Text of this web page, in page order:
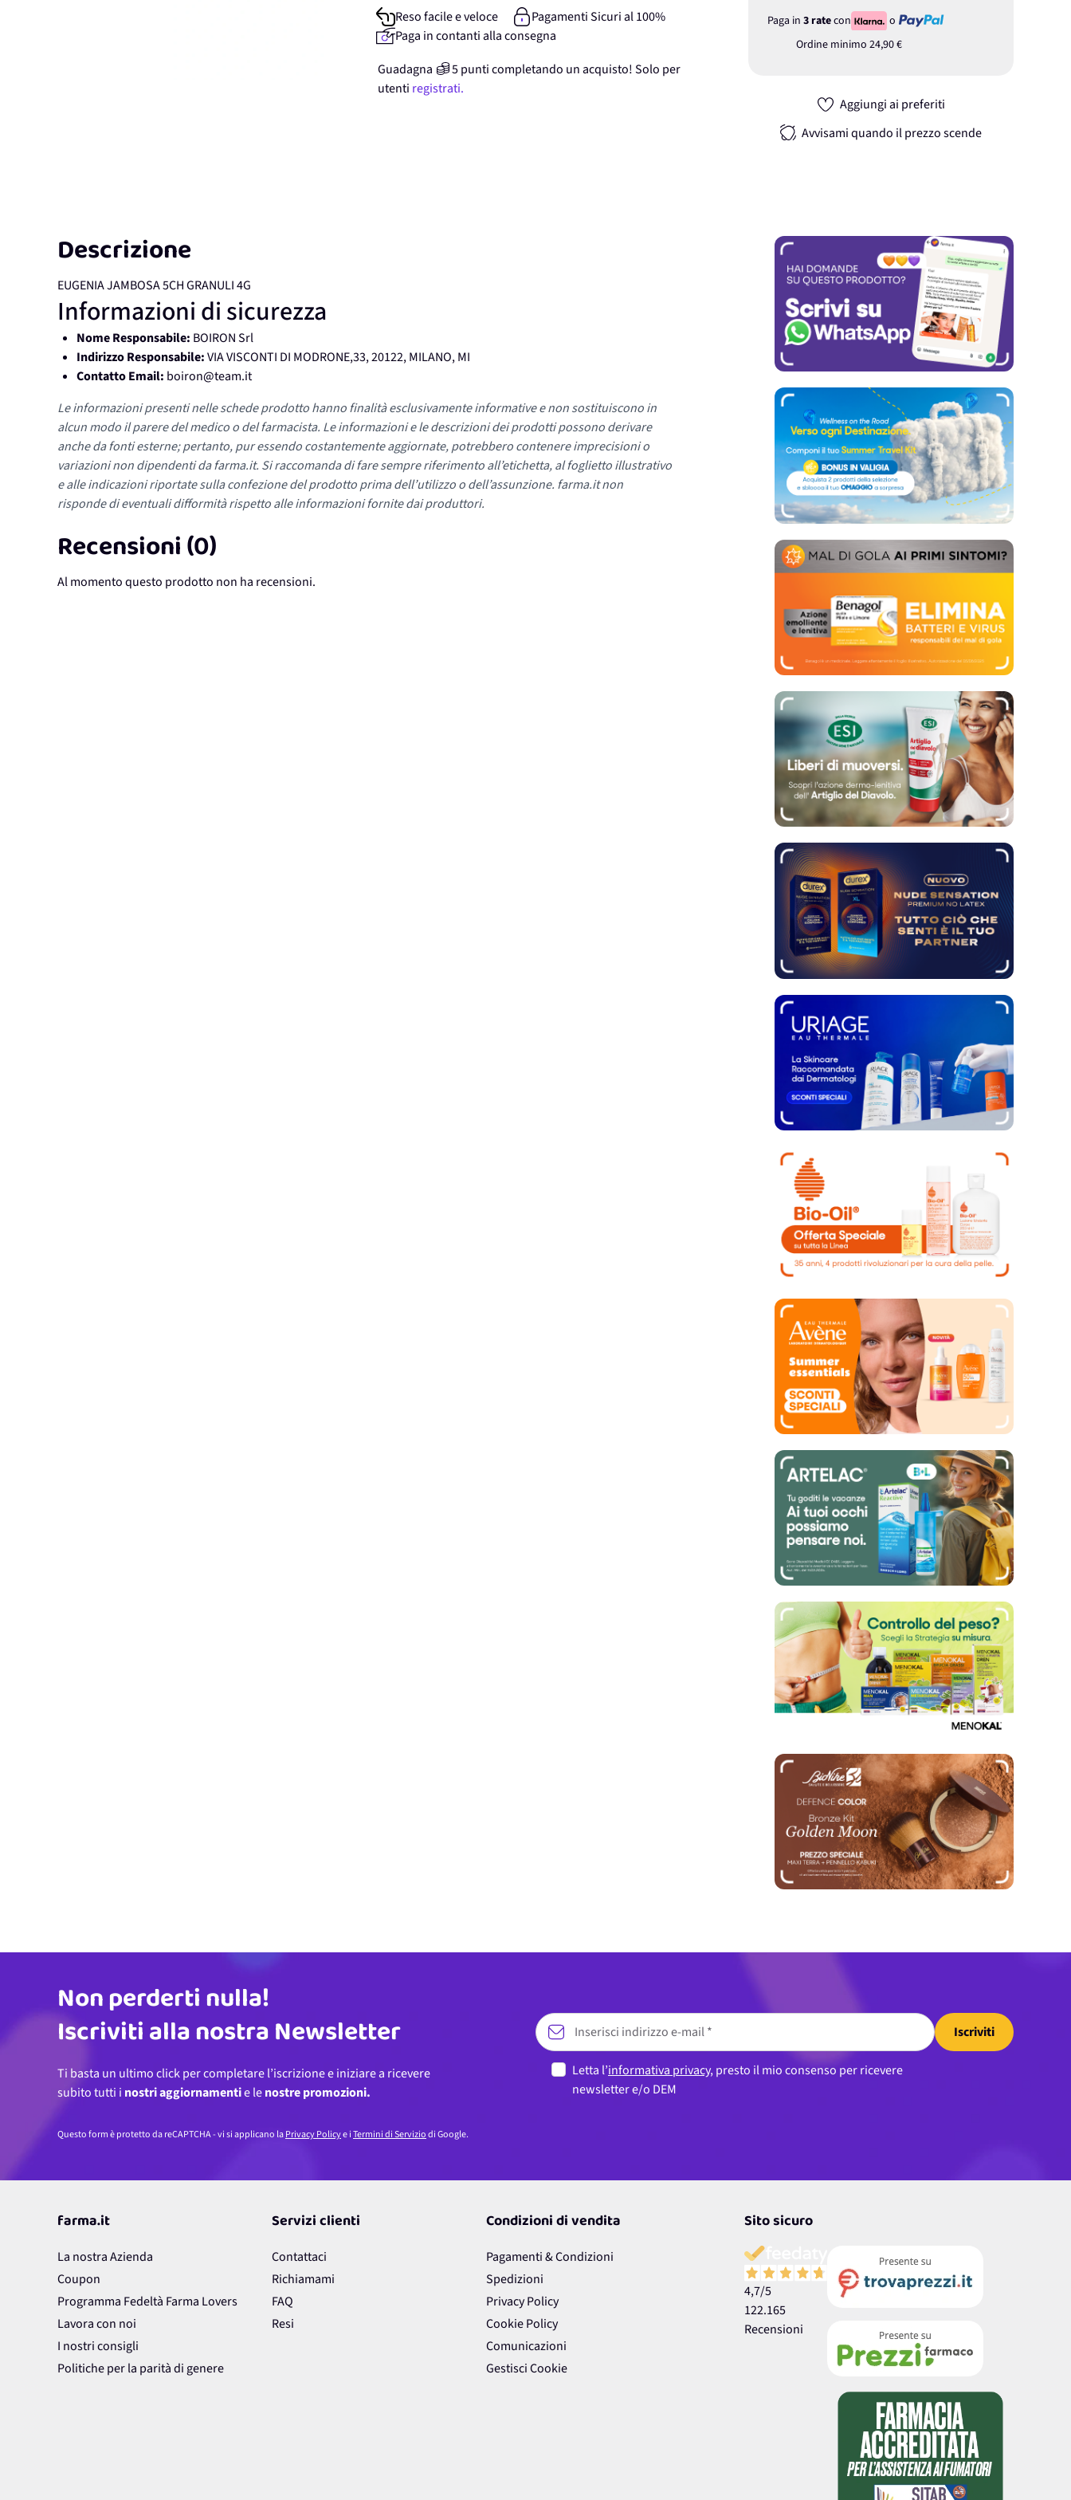
Paga in 3 ratecon
o
Ordine minimo 24,90 €
Aggiungi ai preferiti
Avvisami quando il prezzo scende
Reso facile e veloce
Pagamenti Sicuri al 100%
Paga in contanti alla consegna
Guadagna
5punticompletando un acquisto! Solo per
utenti registrati.
Descrizione
EUGENIA JAMBOSA 5CH GRANULI 4G
Informazioni di sicurezza
Nome Responsabile: BOIRON Srl
Indirizzo Responsabile:VIA VISCONTI DI MODRONE,33, 20122, MILANO, MI
Contatto Email: boiron@team.it
Le informazioni presenti nelle schede prodotto hanno finalità esclusivamente informative e non sostituiscono in
alcun modo il parere del medico o del farmacista. Le informazioni e le descrizioni dei prodotti possono derivare
anche da fonti esterne; pertanto, pur essendo costantemente aggiornate, potrebbero contenere imprecisioni o
variazioni non dipendenti da farma.it. Si raccomanda di fare sempre riferimento all’etichetta, al foglietto illustrativo
e alle indicazioni riportate sulla confezione del prodotto prima dell’utilizzo o dell’assunzione. farma.it non
risponde di eventuali difformità rispetto alle informazioni fornite dai produttori.
Recensioni (0)
Al momento questo prodotto non ha recensioni.
Indirizzo email
Non perderti nulla!
Iscriviti alla nostra Newsletter
Ti basta un ultimo click per completare l’iscrizione e iniziare a ricevere
subito tutti i nostri aggiornamentie lenostre promozioni.
Iscriviti
Letta l’informativa privacy, presto il mio consenso per ricevere
newsletter e/o DEM
Questo form è protetto da reCAPTCHA - vi si applicano laPrivacy Policye iTermini di Serviziodi Google.
farma.it
La nostra Azienda
Coupon
Programma Fedeltà Farma Lovers
Lavora con noi
I nostri consigli
Politiche per la parità di genere
Servizi clienti
Contattaci
Richiamami
FAQ
Resi
Condizioni di vendita
Pagamenti & Condizioni
Spedizioni
Privacy Policy
Cookie Policy
Comunicazioni
Gestisci Cookie
Sito sicuro
4,7/5
122.165
Recensioni